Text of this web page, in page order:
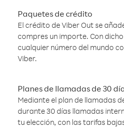
Paquetes de crédito
El crédito de Viber Out se
compres un importe. Con
cualquier número del mundo
Viber.
Planes de llamadas de 30
Mediante el plan de llamadas
durante 30 días llamadas
tu elección, con las tarifas